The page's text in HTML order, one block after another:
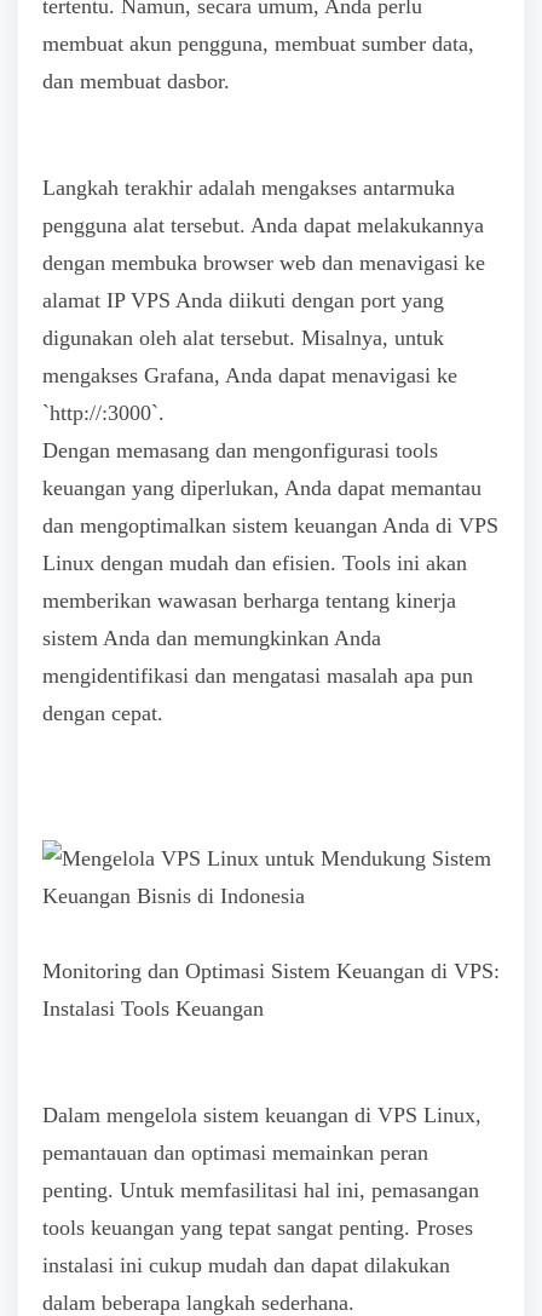
tertentu. Namun, secara umum, Anda perlu
membuat akun pengguna, membuat sumber data,
dan membuat dasbor.
Langkah terakhir adalah mengakses antarmuka
pengguna alat tersebut. Anda dapat melakukannya
dengan membuka browser web dan menavigasi ke
alamat IP VPS Anda diikuti dengan port yang
digunakan oleh alat tersebut. Misalnya, untuk
mengakses Grafana, Anda dapat menavigasi ke
`http://:3000`.
Dengan memasang dan mengonfigurasi tools
keuangan yang diperlukan, Anda dapat memantau
dan mengoptimalkan sistem keuangan Anda di VPS
Linux dengan mudah dan efisien. Tools ini akan
memberikan wawasan berharga tentang kinerja
sistem Anda dan memungkinkan Anda
mengidentifikasi dan mengatasi masalah apa pun
dengan cepat.
Monitoring dan Optimasi Sistem Keuangan di VPS:
Instalasi Tools Keuangan
Dalam mengelola sistem keuangan di VPS Linux,
pemantauan dan optimasi memainkan peran
penting. Untuk memfasilitasi hal ini, pemasangan
tools keuangan yang tepat sangat penting. Proses
instalasi ini cukup mudah dan dapat dilakukan
dalam beberapa langkah sederhana.